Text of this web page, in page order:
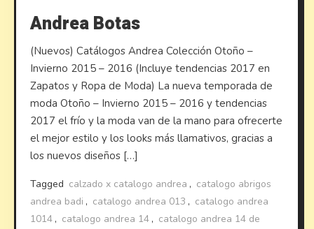
Andrea Botas
(Nuevos) Catálogos Andrea Colección Otoño –
Invierno 2015 – 2016 (Incluye tendencias 2017 en
Zapatos y Ropa de Moda) La nueva temporada de
moda Otoño – Invierno 2015 – 2016 y tendencias
2017 el frío y la moda van de la mano para ofrecerte
el mejor estilo y los looks más llamativos, gracias a
los nuevos diseños […]
Tagged calzado x catalogo andrea , catalogo abrigos
andrea badi , catalogo andrea 013 , catalogo andrea
1014 , catalogo andrea 14 , catalogo andrea 14 de